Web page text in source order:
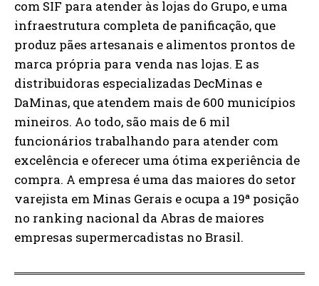
com SIF para atender às lojas do Grupo, e uma
infraestrutura completa de panificação, que
produz pães artesanais e alimentos prontos de
marca própria para venda nas lojas. E as
distribuidoras especializadas DecMinas e
DaMinas, que atendem mais de 600 municípios
mineiros. Ao todo, são mais de 6 mil
funcionários trabalhando para atender com
excelência e oferecer uma ótima experiência de
compra. A empresa é uma das maiores do setor
varejista em Minas Gerais e ocupa a 19ª posição
no ranking nacional da Abras de maiores
empresas supermercadistas no Brasil.